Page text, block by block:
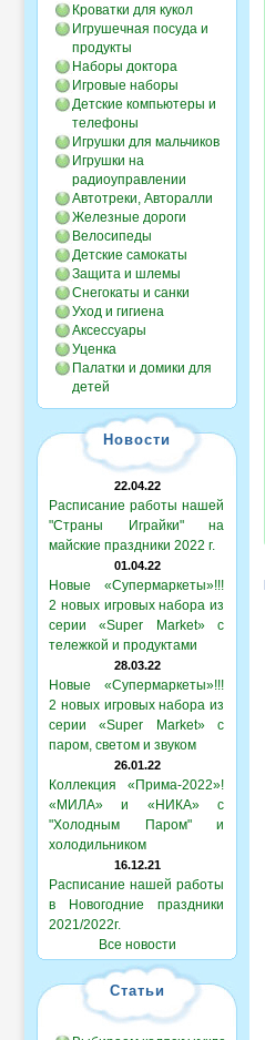
Кроватки для кукол
Игрушечная посуда и
продукты
Наборы доктора
Игровые наборы
Детские компьютеры и
телефоны
Игрушки для мальчиков
Игрушки на
радиоуправлении
Автотреки, Авторалли
Железные дороги
Велосипеды
Детские самокаты
Защита и шлемы
Снегокаты и санки
Уход и гигиена
Аксессуары
Уценка
Палатки и домики для
детей
Новости
22.04.22
Расписание работы нашей
"Страны Играйки" на
майские праздники 2022 г.
01.04.22
Новые «Супермаркеты»!!!
2 новых игровых набора из
серии «Super Market» с
тележкой и продуктами
28.03.22
Новые «Супермаркеты»!!!
2 новых игровых набора из
серии «Super Market» с
паром, светом и звуком
26.01.22
Коллекция «Прима-2022»!
«МИЛА» и «НИКА» с
"Холодным Паром" и
холодильником
16.12.21
Расписание нашей работы
в Новогодние праздники
2021/2022г.
Все новости
Статьи